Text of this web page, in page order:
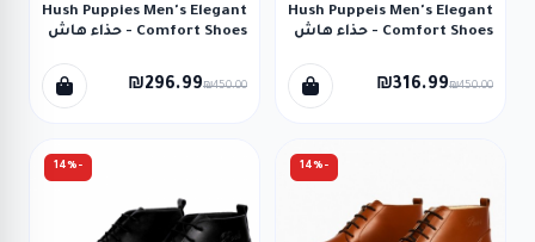
Hush Puppeis Men's Elegant
Comfort Shoes - حذاء هاش
لون أسود
₪316.99₪450.00
Hush Puppies Men's Elegant
Comfort Shoes - حذاء هاش
لون أسود
₪296.99₪450.00
-14%
-14%